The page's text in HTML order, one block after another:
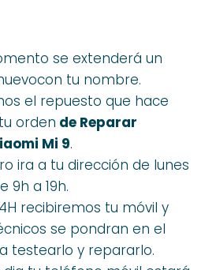
se extenderá un
tu nombre.
el repuesto que hace
orden de Reparar
Mi 9.
ira a tu dirección de lunes
9h a 19h.
recibiremos tu móvil y
se pondran en el
testearlo y repararlo.